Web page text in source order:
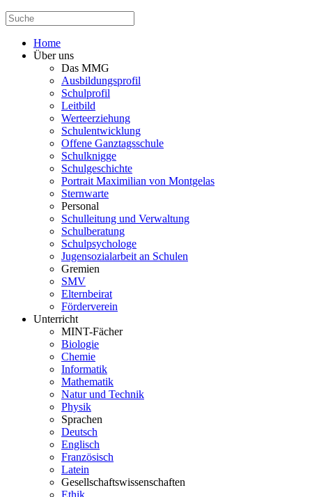
Home
Über uns
Das MMG
Ausbildungsprofil
Schulprofil
Leitbild
Werteerziehung
Schulentwicklung
Offene Ganztagsschule
Schulknigge
Schulgeschichte
Portrait Maximilian von Montgelas
Sternwarte
Personal
Schulleitung und Verwaltung
Schulberatung
Schulpsychologe
Jugensozialarbeit an Schulen
Gremien
SMV
Elternbeirat
Förderverein
Unterricht
MINT-Fächer
Biologie
Chemie
Informatik
Mathematik
Natur und Technik
Physik
Sprachen
Deutsch
Englisch
Französisch
Latein
Gesellschaftswissenschaften
Ethik